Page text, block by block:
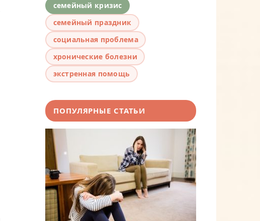
семейный кризис
семейный праздник
социальная проблема
хронические болезни
экстренная помощь
ПОПУЛЯРНЫЕ СТАТЬИ